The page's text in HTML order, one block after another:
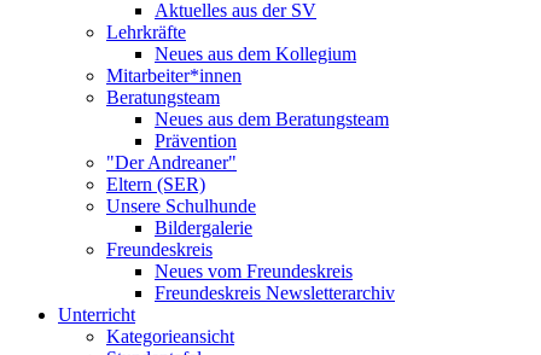
Aktuelles aus der SV
Lehrkräfte
Neues aus dem Kollegium
Mitarbeiter*innen
Beratungsteam
Neues aus dem Beratungsteam
Prävention
"Der Andreaner"
Eltern (SER)
Unsere Schulhunde
Bildergalerie
Freundeskreis
Neues vom Freundeskreis
Freundeskreis Newsletterarchiv
Unterricht
Kategorieansicht